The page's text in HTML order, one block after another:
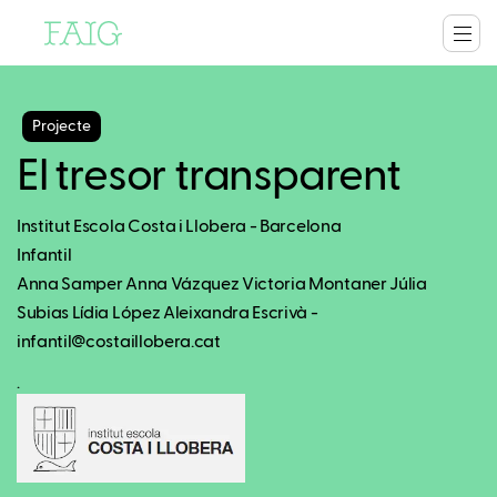
Projecte
El tresor transparent
Institut Escola Costa i Llobera - Barcelona
Infantil
Anna Samper Anna Vázquez Victoria Montaner Júlia
Subias Lídia López Aleixandra Escrivà -
infantil@costaillobera.cat
.